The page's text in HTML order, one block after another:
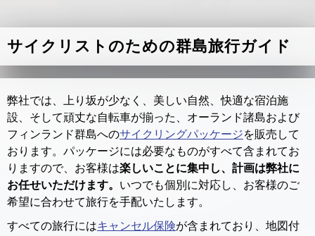
サイクリストのための群島旅行ガイド
弊社では、上り坂が少なく、美しい自然、快適な宿泊施
設、そして頑丈な自転車が揃った、オーランド諸島および
フィンランド群島へのサイクリングパッケージを販売して
おります。パッケージには必要なものがすべて含まれてお
りますので、お客様は楽しいことに集中し、計画は弊社に
お任せいただけます。 いつでも個別に対応し、お客様のご
希望に合わせて旅行を手配いたします。
すべての旅行にはキャンセル保険が含まれており、地図付